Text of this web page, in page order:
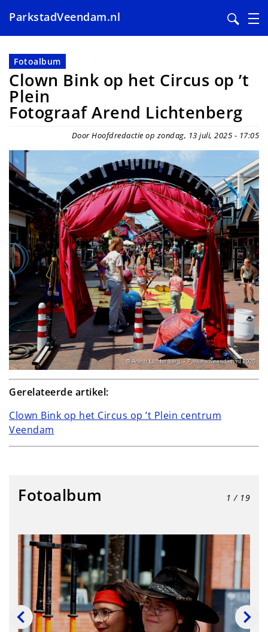
en
naar
de
inhoud
gaan
ParkstadVeendam.nl
Fotoalbum
Clown Bink op het Circus op ’t
Plein
Fotograaf Arend Lichtenberg
Door Hoofdredactie op zondag, 13 juli, 2025 - 17:05
Gerelateerde artikel:
Clown Bink op het Circus op ’t Plein centrum
Veendam
Fotoalbum 1 / 19